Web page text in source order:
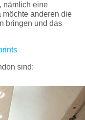
nämlich eine
möchte anderen die
bringen und das
sind: